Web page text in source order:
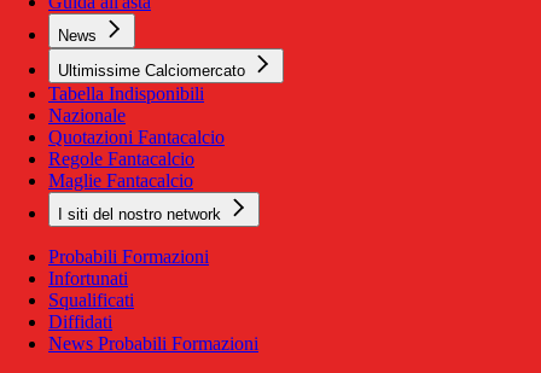
News
Ultimissime Calciomercato
Tabella Indisponibili
Nazionale
Quotazioni Fantacalcio
Regole Fantacalcio
Maglie Fantacalcio
I siti del nostro network
Probabili Formazioni
Infortunati
Squalificati
Diffidati
News Probabili Formazioni